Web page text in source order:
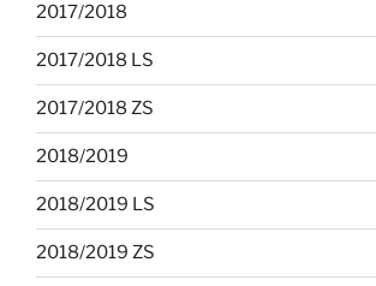
2017/2018
2017/2018 LS
2017/2018 ZS
2018/2019
2018/2019 LS
2018/2019 ZS